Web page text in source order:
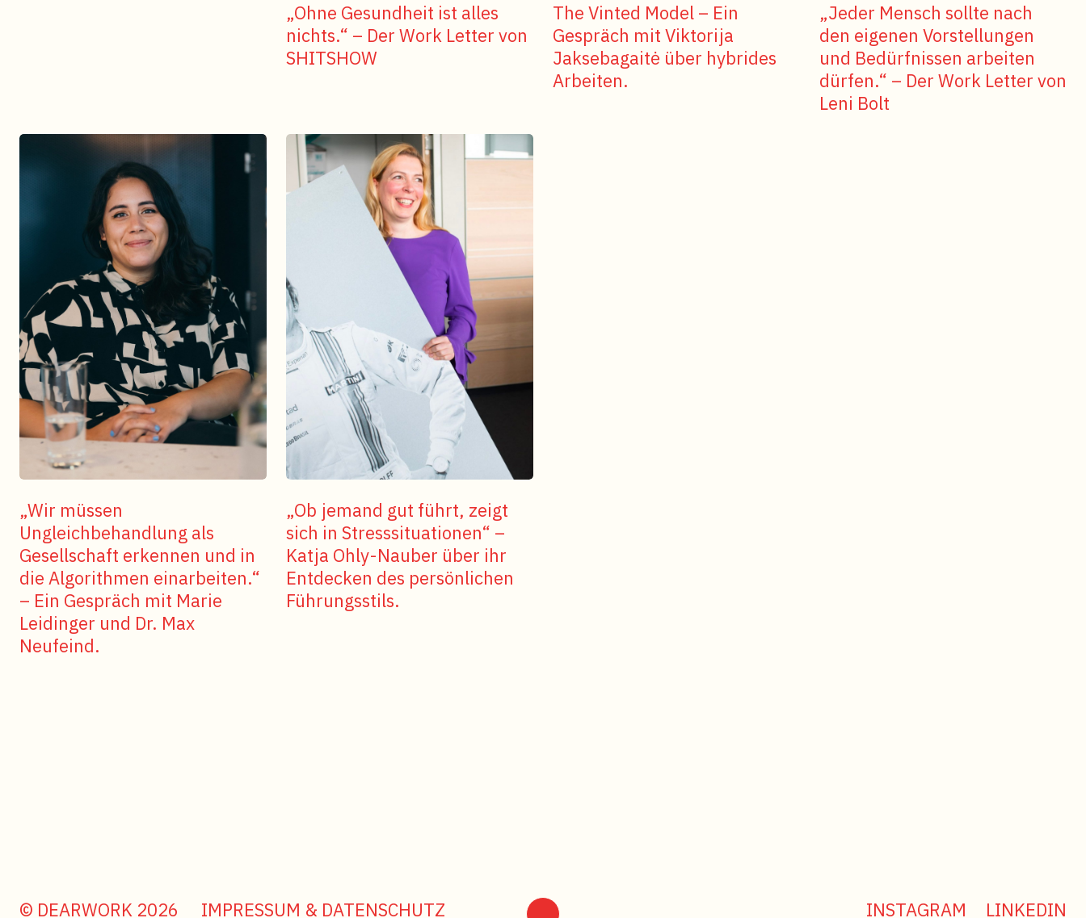
„Ohne Gesundheit ist alles
nichts.“ – Der Work Letter von
SHITSHOW
The Vinted Model – Ein
Gespräch mit Viktorija
Jaksebagaitė über hybrides
Arbeiten.
„Jeder Mensch sollte nach
den eigenen Vorstellungen
und Bedürfnissen arbeiten
dürfen.“ – Der Work Letter von
Leni Bolt
„Wir müssen
Ungleichbehandlung als
Gesellschaft erkennen und in
die Algorithmen einarbeiten.“
– Ein Gespräch mit Marie
Leidinger und Dr. Max
Neufeind.
„Ob jemand gut führt, zeigt
sich in Stresssituationen“ –
Katja Ohly-Nauber über ihr
Entdecken des persönlichen
Führungsstils.
© DEARWORK 2026 IMPRESSUM & DATENSCHUTZ INSTAGRAM LINKEDIN